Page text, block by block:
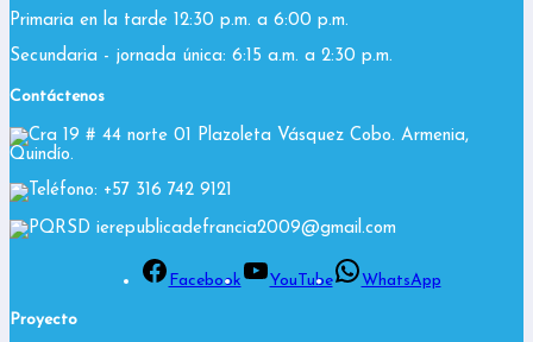
Primaria en la tarde 12:30 p.m. a 6:00 p.m.
Secundaria - jornada única: 6:15 a.m. a 2:30 p.m.
Contáctenos
Cra 19 # 44 norte 01 Plazoleta Vásquez Cobo. Armenia,
Quindío.
Teléfono: +57 316 742 9121
PQRSD ierepublicadefrancia2009@gmail.com
Facebook YouTube WhatsApp
Proyecto